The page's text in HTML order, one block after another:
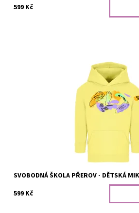
599 Kč
Klasická dětská mikina s kapucí a přední
střihem a bočními švy. Pro naše přátele ze
Vyrobíme
SVOBODNÁ ŠKOLA PŘEROV - DĚTSKÁ
599 Kč